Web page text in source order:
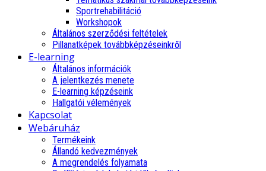
Sportrehabilitáció
Workshopok
Általános szerződési feltételek
Pillanatképek továbbképzéseinkről
E-learning
Általános információk
A jelentkezés menete
E-learning képzéseink
Hallgatói vélemények
Kapcsolat
Webáruház
Termékeink
Állandó kedvezmények
A megrendelés folyamata